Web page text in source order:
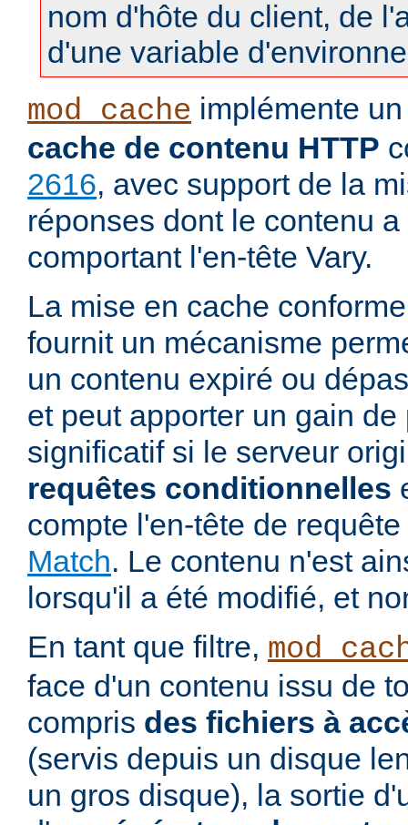
nom d'hôte du client, de
d'une variable
mod_cache implémente
cache de contenu HTTP
2616, avec support de la
réponses dont le contenu
comportant l'en-tête Vary.
La mise en cache
fournit un mécanisme
un contenu expiré ou
et peut apporter un gain
significatif si le serveur
requêtes conditionnelles
compte l'en-tête de
Match. Le contenu n'est
lorsqu'il a été modifié, et
En tant que filtre,
face d'un contenu issu de
compris des fichiers à
(servis depuis un disque
un gros disque), la sortie